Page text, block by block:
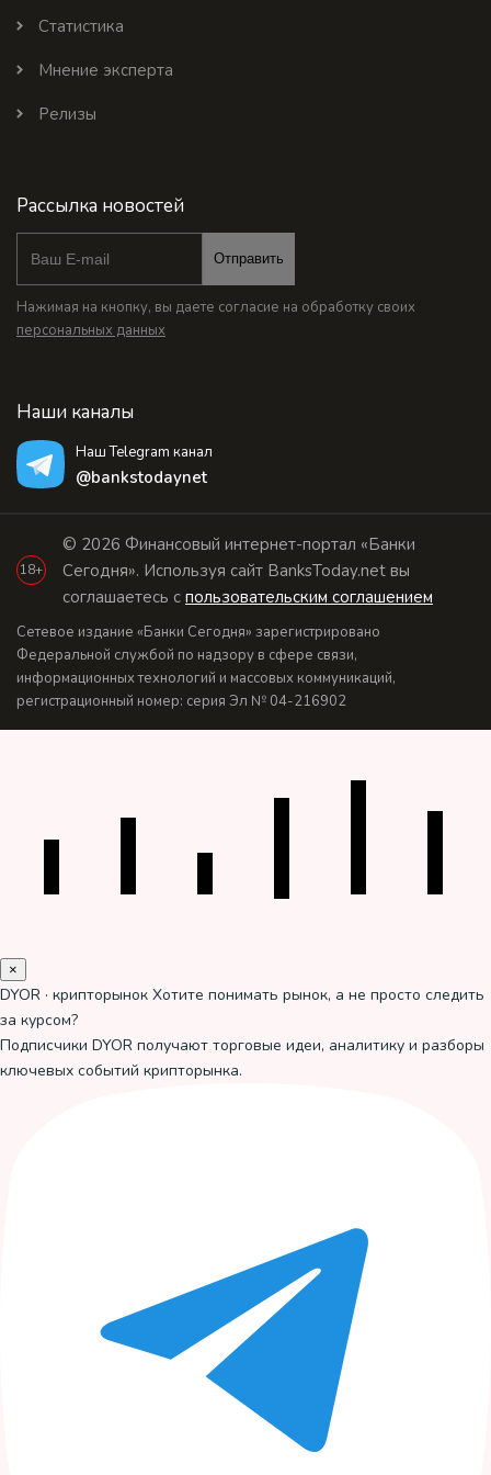
Статистика
Мнение эксперта
Релизы
Рассылка новостей
Отправить
Нажимая на кнопку, вы даете согласие на обработку своих
персональных данных
Наши каналы
Наш Telegram канал
@bankstodaynet
18+
© 2026 Финансовый интернет-портал «Банки
Сегодня». Используя сайт BanksToday.net вы
соглашаетесь с пользовательским соглашением
Сетевое издание «Банки Сегодня» зарегистрировано
Федеральной службой по надзору в сфере связи,
информационных технологий и массовых коммуникаций,
регистрационный номер: серия Эл № 04-216902
×
DYOR · крипторынок Хотите понимать рынок, а не просто следить
за курсом?
Подписчики DYOR получают торговые идеи, аналитику и разборы
ключевых событий крипторынка.